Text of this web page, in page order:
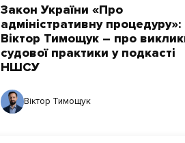
Закон України «Про
адміністративну процедуру»:
Віктор Тимощук – про
судової практики у подкасті
НШСУ
Віктор Тимощук